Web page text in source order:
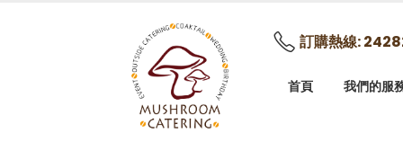
訂購熱線:
首頁 我們的服